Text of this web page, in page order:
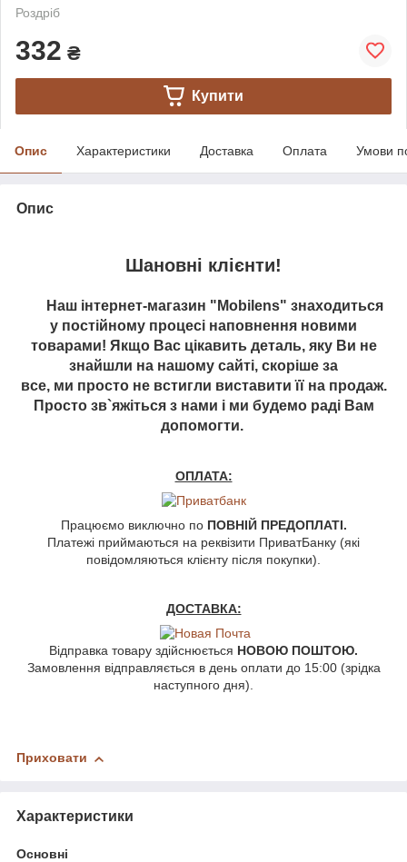
Роздріб
332 ₴
Купити
Опис Характеристики Доставка Оплата Умови
Опис
Шановні клієнти!
Наш інтернет-магазин "Mobilens" знаходиться
у постійному процесі наповнення новими
товарами! Якщо Вас цікавить деталь, яку Ви не
знайшли на нашому сайті, скоріше за
все, ми просто не встигли виставити її на продаж.
Просто зв`яжіться з нами і ми будемо раді Вам
допомогти.
ОПЛАТА:
Працюємо виключно по ПОВНІЙ ПРЕДОПЛАТІ.
Платежі приймаються на реквізити ПриватБанку (які
повідомляються клієнту після покупки).
ДОСТАВКА:
Відправка товару здійснюється НОВОЮ ПОШТОЮ.
Замовлення відправляється в день оплати до 15:00 (зрідка
наступного дня).
Приховати
Характеристики
Основні